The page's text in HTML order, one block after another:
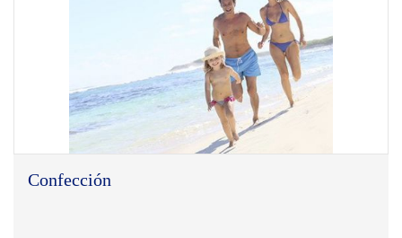
Confección